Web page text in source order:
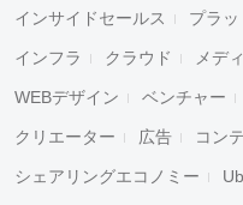
インサイドセールス プラ
インフラ クラウド メデ
WEBデザイン ベンチャー
クリエーター 広告 コン
シェアリングエコノミー